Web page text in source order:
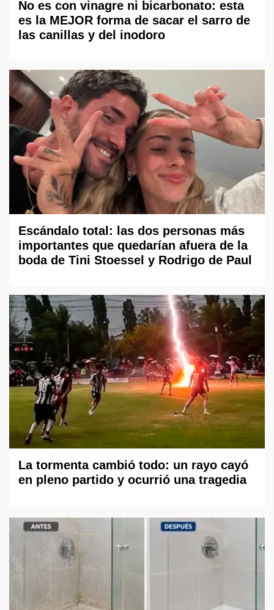
No es con vinagre ni bicarbonato: esta
es la MEJOR forma de sacar el sarro de
las canillas y del inodoro
Escándalo total: las dos personas más
importantes que quedarían afuera de la
boda de Tini Stoessel y Rodrigo de Paul
La tormenta cambió todo: un rayo cayó
en pleno partido y ocurrió una tragedia